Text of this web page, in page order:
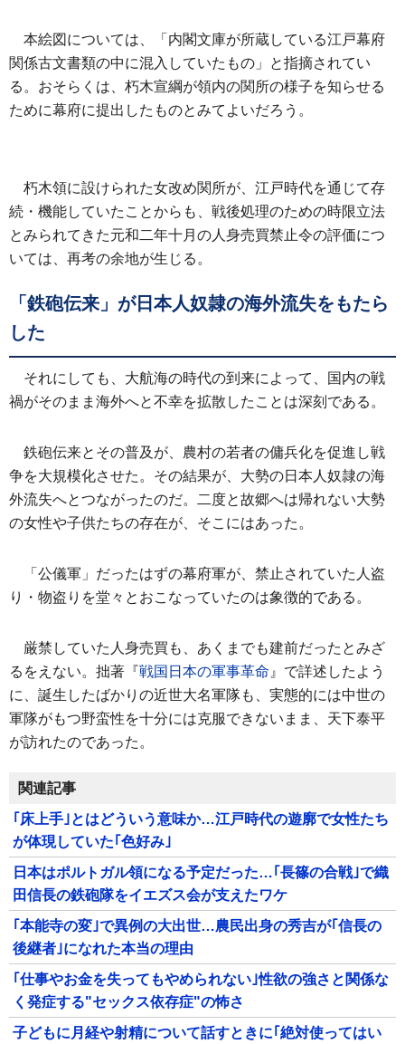
本絵図については、「内閣文庫が所蔵している江戸幕府
関係古文書類の中に混入していたもの」と指摘されてい
る。おそらくは、朽木宣綱が領内の関所の様子を知らせる
ために幕府に提出したものとみてよいだろう。
朽木領に設けられた女改め関所が、江戸時代を通じて存
続・機能していたことからも、戦後処理のための時限立法
とみられてきた元和二年十月の人身売買禁止令の評価につ
いては、再考の余地が生じる。
「鉄砲伝来」が日本人奴隷の海外流失をもたら
した
それにしても、大航海の時代の到来によって、国内の戦
禍がそのまま海外へと不幸を拡散したことは深刻である。
鉄砲伝来とその普及が、農村の若者の傭兵化を促進し戦
争を大規模化させた。その結果が、大勢の日本人奴隷の海
外流失へとつながったのだ。二度と故郷へは帰れない大勢
の女性や子供たちの存在が、そこにはあった。
「公儀軍」だったはずの幕府軍が、禁止されていた人盗
り・物盗りを堂々とおこなっていたのは象徴的である。
厳禁していた人身売買も、あくまでも建前だったとみざ
るをえない。拙著『戦国日本の軍事革命 』で詳述したよう
に、誕生したばかりの近世大名軍隊も、実態的には中世の
軍隊がもつ野蛮性を十分には克服できないまま、天下泰平
が訪れたのであった。
関連記事
｢床上手｣とはどういう意味か…江戸時代の遊廓で女性たち
が体現していた｢色好み｣
日本はポルトガル領になる予定だった…｢長篠の合戦｣で織
田信長の鉄砲隊をイエズス会が支えたワケ
｢本能寺の変｣で異例の大出世…農民出身の秀吉が｢信長の
後継者｣になれた本当の理由
｢仕事やお金を失ってもやめられない｣性欲の強さと関係な
く発症する"セックス依存症"の怖さ
子どもに月経や射精について話すときに｢絶対使ってはい